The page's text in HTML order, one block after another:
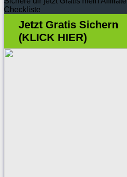
Checkliste
Jetzt Gratis Sichern
(KLICK HIER)